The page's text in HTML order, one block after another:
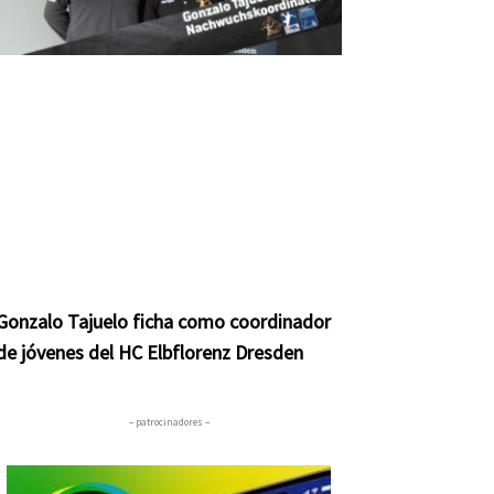
Tajuelo ficha como coordinador
jóvenes del HC Elbflorenz Dresden
– patrocinadores –